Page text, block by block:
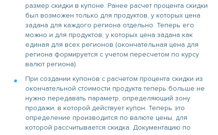
размер скидки в купоне. Ранее расчет процента скидки
был возможен только для продуктов, у которых цена
задана для каждого региона отдельно. Теперь его
можно и для продуктов, у которых цена задана как
единая для всех регионов (окончательная цена для
региона формируется с учетом пересчетом по курсу
валют региона).
При создании купонов с расчетом процента скидки из
окончательной стоимости продукта теперь больше не
нужно передавать параметр, определяющий зону
продажи, в которой действует купон. Теперь это
определение производится по валюте цены, для
которой рассчитывается скидка. Документацию по